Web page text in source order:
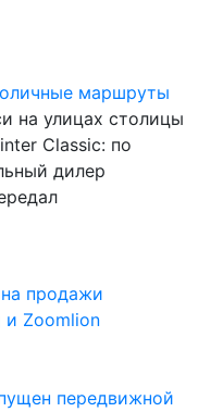
маршруты
на улицах столицы
Classic: по
дилер
продажи
и Zoomlion
передвижной